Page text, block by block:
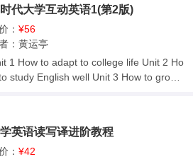
征 第一节记叙文 第二节描写文 第三节说
第四节议论文 第三部分文体的综合运
限时写作任务 第一节常见限时写作任务
作 第四部分实用写作技巧 第一节写作的
导图 第二节写作的语言表达 TRANSLA
译 第五部分语篇翻译 参考文献
代大学互动英语1(第2版)
： ¥56
：黄运亭
1 How to adapt to college life Unit 2 Ho
study English well Unit 3 How to grow i
to follow social etiquettes Unit 8 How t
in different cultures Glossary
英语读写译进阶教程
： ¥42